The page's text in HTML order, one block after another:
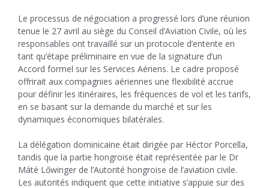
Le processus de négociation a progressé lors d’une réunion
tenue le 27 avril au siège du Conseil d’Aviation Civile, où les
responsables ont travaillé sur un protocole d’entente en
tant qu’étape préliminaire en vue de la signature d’un
Accord formel sur les Services Aériens. Le cadre proposé
offrirait aux compagnies aériennes une flexibilité accrue
pour définir les itinéraires, les fréquences de vol et les tarifs,
en se basant sur la demande du marché et sur les
dynamiques économiques bilatérales.
La délégation dominicaine était dirigée par Héctor Porcella,
tandis que la partie hongroise était représentée par le Dr
Máté Lőwinger de l’Autorité hongroise de l’aviation civile.
Les autorités indiquent que cette initiative s’appuie sur des